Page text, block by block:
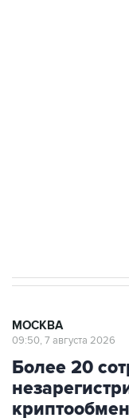
МОСКВА
09:50, 7 августа 2026
Более 20